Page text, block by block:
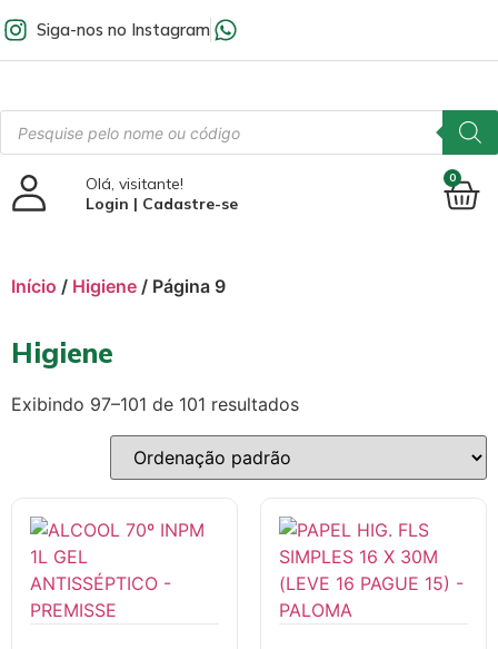
Siga-nos no Instagram
Olá, visitante!
Login | Cadastre-se
0
Início / Higiene / Página 9
Higiene
Exibindo 97–101 de 101 resultados